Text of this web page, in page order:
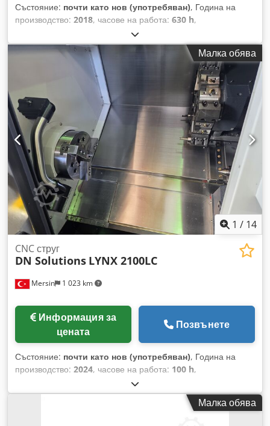
Състояние: почти като нов (употребяван), Година на
производство: 2018, часове на работа: 630 h,
напълно функциониращ
Време на работа: Само 640 часа 8-инчов хидравличен
патронник 2-осен CNC стругов център 12-позиционен
серво-кула CNC управление FANUC 0i-TF Plus Максимален
диаметър на обработка: Ø360 мм Максимална дължина на
обработка: 540 мм Максимален диаметър на обработвания
материал: Ø68 мм Скорост на основния шпиндел: 4500 об./
мин. Мощност на основния шпиндел: 18,5 kW Ход по ос X:
210 мм Ход по ос Z: 560 мм Csdezpfm Sjpfx Akisrf
Малка обява
1 / 14
Mersin 1 023 km
CNC струг
DN Solutions LYNX 2100LC
Информация за
цената
Позвънете
Състояние: почти като нов (употребяван), Година на
производство: 2024, часове на работа: 100 h,
напълно функциониращ
LYNX 2100LC – модел 2024 г. Година на производство: 2024
г. 10-инчов хидравличен патронник 2-осов CNC стругов
Малка обява